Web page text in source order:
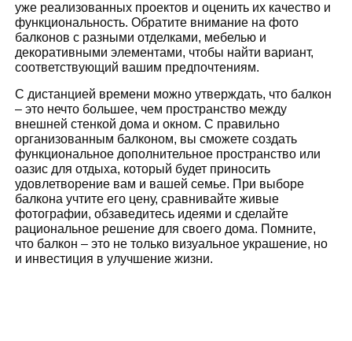
уже реализованных проектов и оценить их качество и
функциональность. Обратите внимание на фото
балконов с разными отделками, мебелью и
декоративными элементами, чтобы найти вариант,
соответствующий вашим предпочтениям.
С дистанцией времени можно утверждать, что балкон
– это нечто большее, чем пространство между
внешней стенкой дома и окном. С правильно
организованным балконом, вы сможете создать
функциональное дополнительное пространство или
оазис для отдыха, который будет приносить
удовлетворение вам и вашей семье. При выборе
балкона учтите его цену, сравнивайте живые
фотографии, обзаведитесь идеями и сделайте
рациональное решение для своего дома. Помните,
что балкон – это не только визуальное украшение, но
и инвестиция в улучшение жизни.